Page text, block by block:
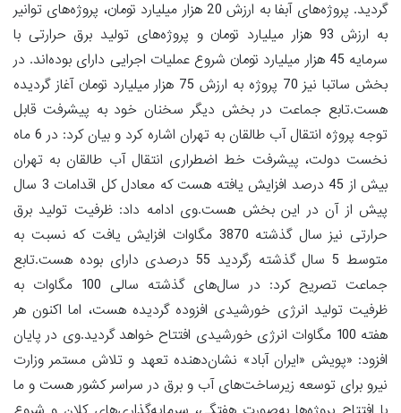
گردید. پروژه‌های آبفا به ارزش 20 هزار میلیارد تومان، پروژه‌های توانیر
به ارزش 93 هزار میلیارد تومان و پروژه‌های تولید برق حرارتی با
سرمایه 45 هزار میلیارد تومان شروع عملیات اجرایی دارای بوده‌اند. در
بخش ساتبا نیز 70 پروژه به ارزش 75 هزار میلیارد تومان آغاز گردیده
هست.تابع جماعت در بخش دیگر سخنان خود به پیشرفت قابل
توجه پروژه انتقال آب طالقان به تهران اشاره کرد و بیان کرد: در 6 ماه
نخست دولت، پیشرفت خط اضطراری انتقال آب طالقان به تهران
بیش از 45 درصد افزایش یافته هست که معادل کل اقدامات 3 سال
پیش از آن در این بخش هست.وی ادامه داد: ظرفیت تولید برق
حرارتی نیز سال گذشته 3870 مگاوات افزایش یافت که نسبت به
متوسط 5 سال گذشته رگردید 55 درصدی دارای بوده هست.تابع
جماعت تصریح کرد: در سال‌های گذشته سالی 100 مگاوات به
ظرفیت تولید انرژی خورشیدی افزوده گردیده هست، اما اکنون هر
هفته 100 مگاوات انرژی خورشیدی افتتاح خواهد گردید.وی در پایان
افزود: «پویش «ایران آباد» نشان‌دهنده تعهد و تلاش مستمر وزارت
نیرو برای توسعه زیرساخت‌های آب و برق در سراسر کشور هست و ما